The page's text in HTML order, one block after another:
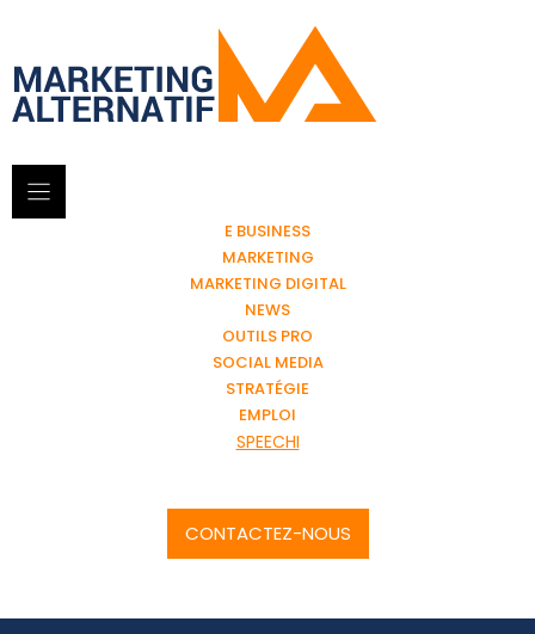
E BUSINESS
MARKETING
MARKETING DIGITAL
NEWS
OUTILS PRO
SOCIAL MEDIA
STRATÉGIE
EMPLOI
SPEECHI
CONTACTEZ-NOUS